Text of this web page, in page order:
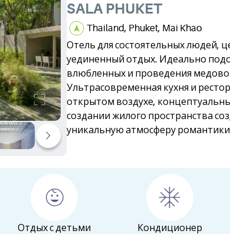
SALA PHUKET
Thailand, Phuket, Mai Khao
Отель для состоятельных людей,
уединенный отдых. Идеально
влюбленных и проведения
Ультрасовременная кухня и
открытом воздухе,
создании жилого пространства
уникальную атмосферу
Отдых с детьми Кондиционер